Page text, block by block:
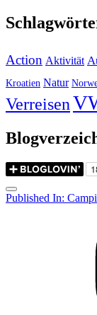
Action Aktivität
Kroatien Natur
Verreisen
Menu
Post
Published In: